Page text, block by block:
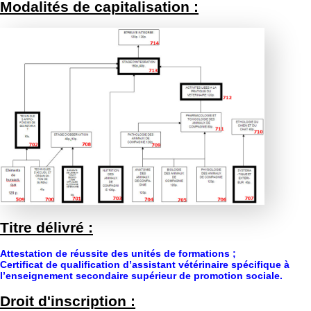
Modalités de capitalisation :
Titre délivré :
Attestation de réussite des unités de formations ;
Certificat de qualification d’assistant vétérinaire spécifique à
l’enseignement secondaire supérieur de promotion sociale.
Droit d'inscription :